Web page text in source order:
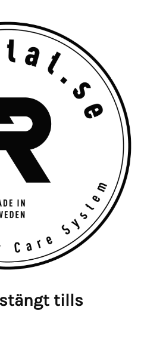
tills